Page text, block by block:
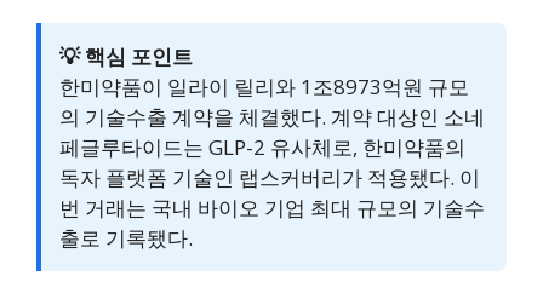
💡 핵심 포인트
한미약품이 일라이 릴리와 1조8973억원 규모
의 기술수출 계약을 체결했다. 계약 대상인 소네
페글루타이드는 GLP-2 유사체로, 한미약품의
독자 플랫폼 기술인 랩스커버리가 적용됐다. 이
번 거래는 국내 바이오 기업 최대 규모의 기술수
출로 기록됐다.